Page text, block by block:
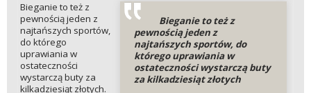
Bieganie to też z
pewnością jeden z
najtańszych sportów, do
którego uprawiania w
ostateczności wystarczą buty
za kilkadziesiąt złotych
Bieganie to też z
pewnością jeden z
najtańszych sportów,
do którego
uprawiania w
ostateczności
wystarczą buty za
kilkadziesiąt złotych.